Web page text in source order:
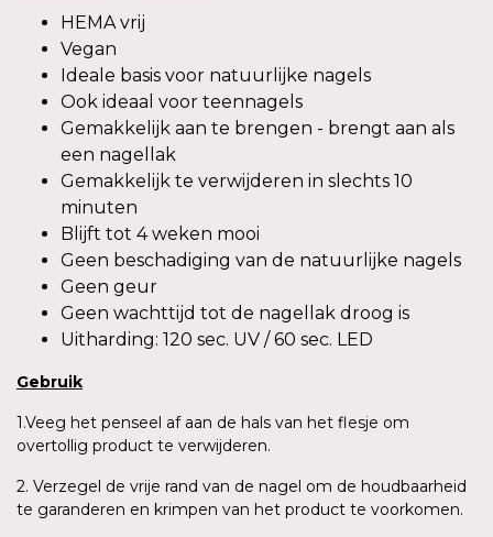
HEMA vrij
Vegan
Ideale basis voor natuurlijke nagels
Ook ideaal voor teennagels
Gemakkelijk aan te brengen - brengt aan als
een nagellak
Gemakkelijk te verwijderen in slechts 10
minuten
Blijft tot 4 weken mooi
Geen beschadiging van de natuurlijke nagels
Geen geur
Geen wachttijd tot de nagellak droog is
Uitharding: 120 sec. UV / 60 sec. LED
Gebruik
1.Veeg het penseel af aan de hals van het flesje om
overtollig product te verwijderen.
2. Verzegel de vrije rand van de nagel om de houdbaarheid
te garanderen en krimpen van het product te voorkomen.